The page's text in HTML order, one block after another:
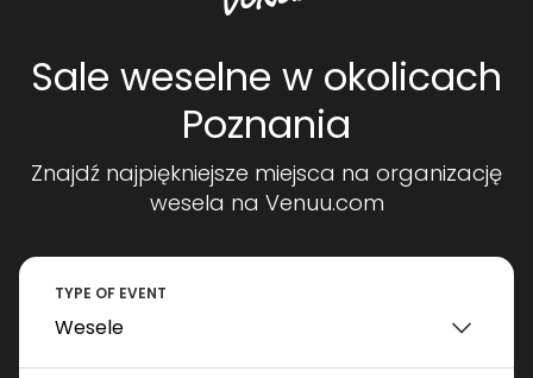
Sale weselne w okolicach
Poznania
Znajdź najpiękniejsze miejsca na organizację
wesela na Venuu.com
TYPE OF EVENT